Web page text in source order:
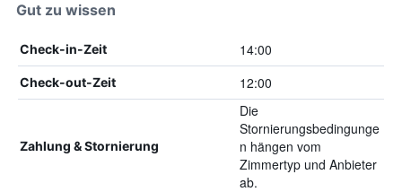
Gut zu wissen
Check-in-Zeit 14:00
Check-out-Zeit 12:00
Zahlung & Stornierung
Die
Stornierungsbedingunge
n hängen vom
Zimmertyp und Anbieter
ab.